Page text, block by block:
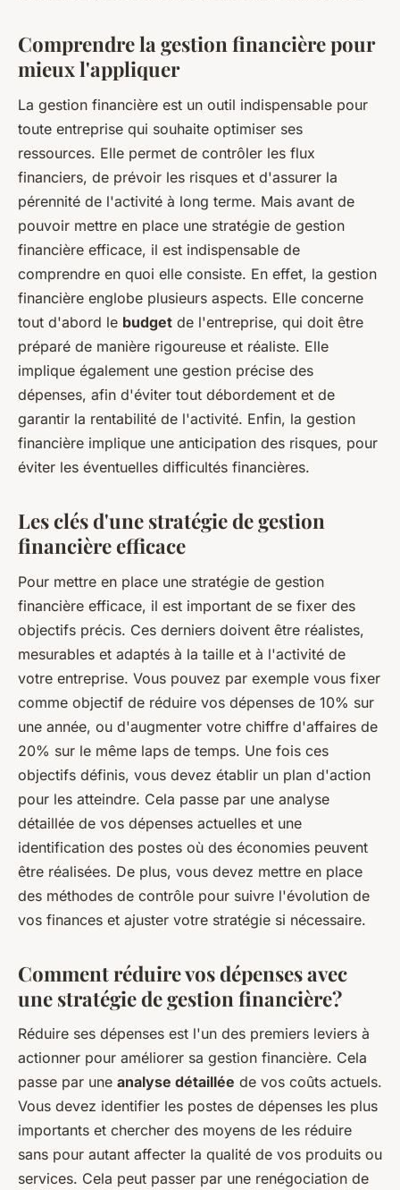
Comprendre la gestion financière pour
mieux l'appliquer
La gestion financière est un outil indispensable pour
toute entreprise qui souhaite optimiser ses
ressources. Elle permet de contrôler les flux
financiers, de prévoir les risques et d'assurer la
pérennité de l'activité à long terme. Mais avant de
pouvoir mettre en place une stratégie de gestion
financière efficace, il est indispensable de
comprendre en quoi elle consiste. En effet, la gestion
financière englobe plusieurs aspects. Elle concerne
tout d'abord le budget de l'entreprise, qui doit être
préparé de manière rigoureuse et réaliste. Elle
implique également une gestion précise des
dépenses, afin d'éviter tout débordement et de
garantir la rentabilité de l'activité. Enfin, la gestion
financière implique une anticipation des risques, pour
éviter les éventuelles difficultés financières.
Les clés d'une stratégie de gestion
financière efficace
Pour mettre en place une stratégie de gestion
financière efficace, il est important de se fixer des
objectifs précis. Ces derniers doivent être réalistes,
mesurables et adaptés à la taille et à l'activité de
votre entreprise. Vous pouvez par exemple vous fixer
comme objectif de réduire vos dépenses de 10% sur
une année, ou d'augmenter votre chiffre d'affaires de
20% sur le même laps de temps. Une fois ces
objectifs définis, vous devez établir un plan d'action
pour les atteindre. Cela passe par une analyse
détaillée de vos dépenses actuelles et une
identification des postes où des économies peuvent
être réalisées. De plus, vous devez mettre en place
des méthodes de contrôle pour suivre l'évolution de
vos finances et ajuster votre stratégie si nécessaire.
Comment réduire vos dépenses avec
une stratégie de gestion financière?
Réduire ses dépenses est l'un des premiers leviers à
actionner pour améliorer sa gestion financière. Cela
passe par une analyse détaillée de vos coûts actuels.
Vous devez identifier les postes de dépenses les plus
importants et chercher des moyens de les réduire
sans pour autant affecter la qualité de vos produits ou
services. Cela peut passer par une renégociation de